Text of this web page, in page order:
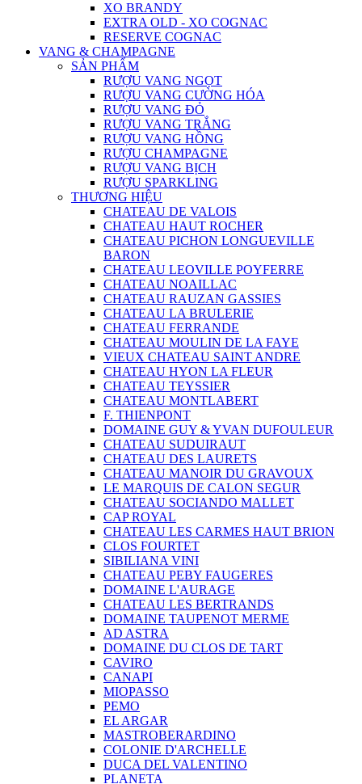
XO BRANDY
EXTRA OLD - XO COGNAC
RESERVE COGNAC
VANG & CHAMPAGNE
SẢN PHẨM
RƯỢU VANG NGỌT
RƯỢU VANG CƯỜNG HÓA
RƯỢU VANG ĐỎ
RƯỢU VANG TRẮNG
RƯỢU VANG HỒNG
RƯỢU CHAMPAGNE
RƯỢU VANG BỊCH
RƯỢU SPARKLING
THƯƠNG HIỆU
CHATEAU DE VALOIS
CHATEAU HAUT ROCHER
CHATEAU PICHON LONGUEVILLE
BARON
CHATEAU LEOVILLE POYFERRE
CHATEAU NOAILLAC
CHATEAU RAUZAN GASSIES
CHATEAU LA BRULERIE
CHATEAU FERRANDE
CHATEAU MOULIN DE LA FAYE
VIEUX CHATEAU SAINT ANDRE
CHATEAU HYON LA FLEUR
CHATEAU TEYSSIER
CHATEAU MONTLABERT
F. THIENPONT
DOMAINE GUY & YVAN DUFOULEUR
CHATEAU SUDUIRAUT
CHATEAU DES LAURETS
CHATEAU MANOIR DU GRAVOUX
LE MARQUIS DE CALON SEGUR
CHATEAU SOCIANDO MALLET
CAP ROYAL
CHATEAU LES CARMES HAUT BRION
CLOS FOURTET
SIBILIANA VINI
CHATEAU PEBY FAUGERES
DOMAINE L'AURAGE
CHATEAU LES BERTRANDS
DOMAINE TAUPENOT MERME
AD ASTRA
DOMAINE DU CLOS DE TART
CAVIRO
CANAPI
MIOPASSO
PEMO
EL ARGAR
MASTROBERARDINO
COLONIE D'ARCHELLE
DUCA DEL VALENTINO
PLANETA